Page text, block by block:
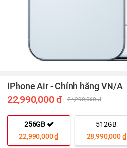
iPhone Air - Chính hãng VN/A
22,990,000 đ 24,290,000 đ
256GB
22,990,000 ₫
512GB
28,990,000 ₫